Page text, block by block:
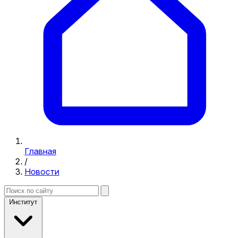
Главная
/
Новости
Институт